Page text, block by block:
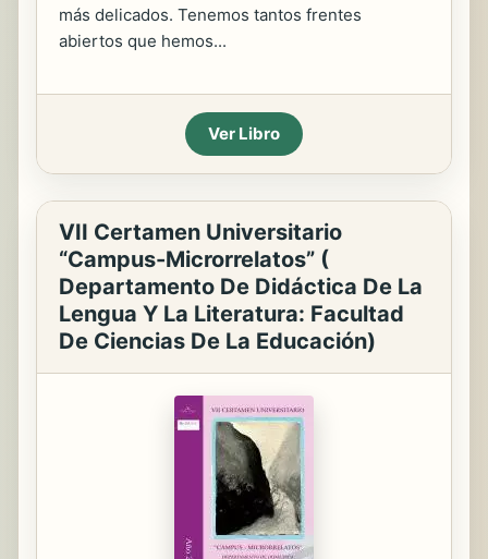
más delicados. Tenemos tantos frentes
abiertos que hemos...
Ver Libro
VII Certamen Universitario
“Campus-Microrrelatos” (
Departamento De Didáctica De La
Lengua Y La Literatura: Facultad
De Ciencias De La Educación)